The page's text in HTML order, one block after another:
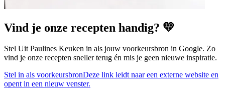
Vind je onze recepten handig? 💛
Stel Uit Paulines Keuken in als jouw voorkeursbron in Google. Zo
vind je onze recepten sneller terug én mis je geen nieuwe inspiratie.
Stel in als voorkeursbronDeze link leidt naar een externe website en
opent in een nieuw venster.